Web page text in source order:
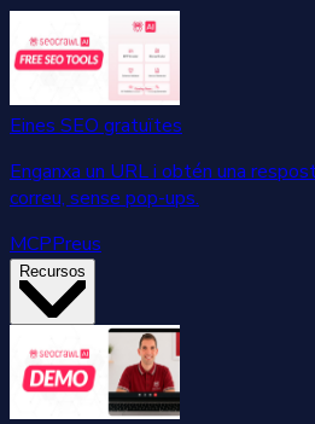
Eines SEO gratuïtes
Enganxa un URL i obtén una
correu, sense pop-ups.
MCPPreus
Recursos